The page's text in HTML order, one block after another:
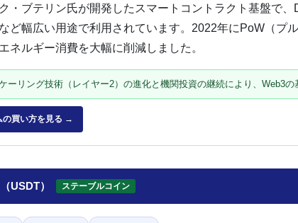
・ブテリン氏が開発したスマートコントラクト基盤で
ど幅広い用途で利用されています。2022年にPoW（プ
ネルギー消費を大幅に削減しました。
ーリング技術（レイヤー2）の進化と機関投資の継続により、Web3
の買い方を見る →
USDT） ステーブルコイン